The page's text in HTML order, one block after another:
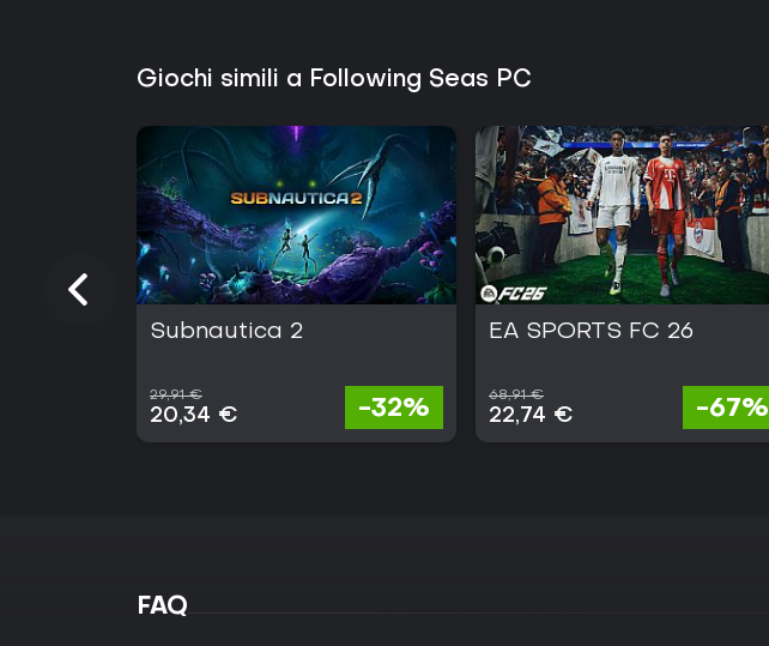
Giochi simili a Following Seas PC
Subnautica 2
29,91 €
20,34 € -32%
EA SPORTS FC 26
68,91 €
22,74 € -67%
FAQ